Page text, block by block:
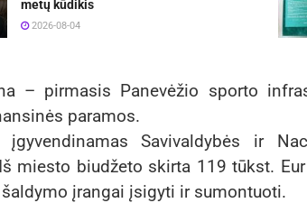
metų kūdikis
2026-08-04
– pirmasis Panevėžio sporto
paramos.
įgyvendinamas Savivaldybės ir
miesto biudžeto skirta 119 tūkst.
įrangai įsigyti ir sumontuoti.